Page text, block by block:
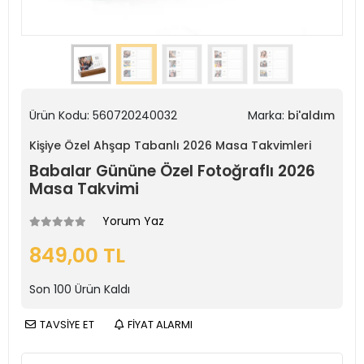
Ürün Kodu: 560720240032 Marka: bi'aldım
Kişiye Özel Ahşap Tabanlı 2026 Masa Takvimleri
Babalar Gününe Özel Fotoğraflı 2026
Masa Takvimi
Yorum Yaz
849,00 TL
Son 100 Ürün Kaldı
TAVSİYE ET FİYAT ALARMI